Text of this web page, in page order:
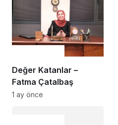
Değer Katanlar –
Fatma Çatalbaş
1 ay önce